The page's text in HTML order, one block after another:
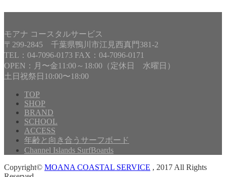
モアナ コースタルサービス
〒299-2845 千葉県鴨川市江見西真門381-2
TEL：04-7096-0173 FAX：04-7096-0171
OPEN：月〜金11:00～18:00（定休日 水曜日）
土日祝祭日10:00〜18:00
TOP
SHOP
BRAND
SCHOOL
ACCESS
年齢と向き合うサーフボード
Channel Islands SurfBoards
Copyright© MOANA COASTAL SERVICE , 2017 All Rights